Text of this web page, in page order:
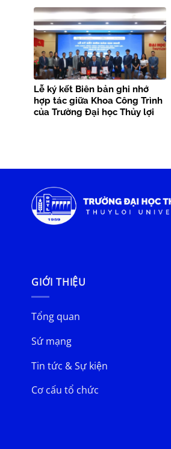
nghiên cứu
Lễ ký kết Biên bản ghi nhớ
hợp tác giữa Khoa Công Trình
của Trường Đại học Thủy lợi
GIỚI THIỆU
Tổng quan
Sứ mạng
Tin tức & Sự kiện
Cơ cấu tổ chức